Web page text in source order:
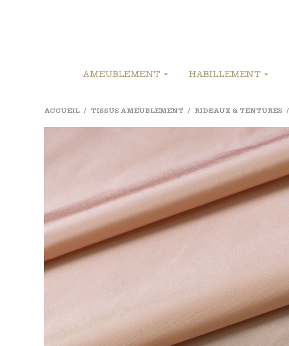
AMEUBLEMENT HABILLEMENT
ACCUEIL TISSUS AMEUBLEMENT RIDEAUX & TENTURES